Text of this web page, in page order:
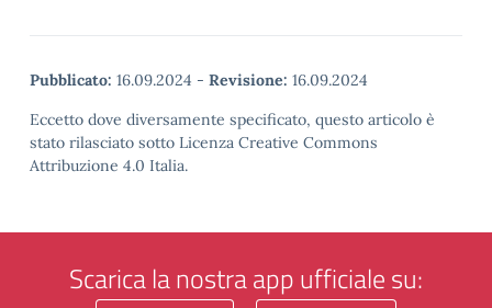
Pubblicato: 16.09.2024 - Revisione: 16.09.2024
Eccetto dove diversamente specificato, questo articolo è
stato rilasciato sotto Licenza Creative Commons
Attribuzione 4.0 Italia.
Scarica la nostra app ufficiale su: